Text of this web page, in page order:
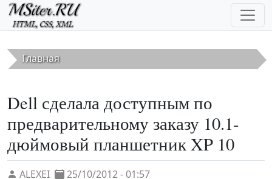
Перейти к основному содержанию
Главная
Dell сделала доступным по
предварительному заказу 10.1-
дюймовый планшетник XP 10
ALEXEI 25/10/2012 - 01:57